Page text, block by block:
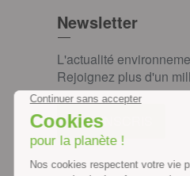
Newsletter
L'actualité
Rejoignez plus d'un
JE M'INSCRIS